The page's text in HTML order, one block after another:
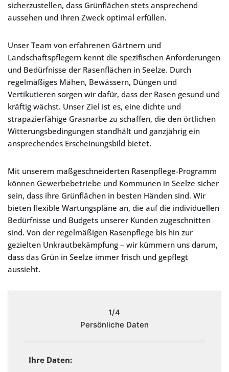
sicherzustellen, dass Grünflächen stets ansprechend
aussehen und ihren Zweck optimal erfüllen.
Unser Team von erfahrenen Gärtnern und
Landschaftspflegern kennt die spezifischen Anforderungen
und Bedürfnisse der Rasenflächen in Seelze. Durch
regelmäßiges Mähen, Bewässern, Düngen und
Vertikutieren sorgen wir dafür, dass der Rasen gesund und
kräftig wächst. Unser Ziel ist es, eine dichte und
strapazierfähige Grasnarbe zu schaffen, die den örtlichen
Witterungsbedingungen standhält und ganzjährig ein
ansprechendes Erscheinungsbild bietet.
Mit unserem maßgeschneiderten Rasenpflege-Programm
können Gewerbebetriebe und Kommunen in Seelze sicher
sein, dass ihre Grünflächen in besten Händen sind. Wir
bieten flexible Wartungspläne an, die auf die individuellen
Bedürfnisse und Budgets unserer Kunden zugeschnitten
sind. Von der regelmäßigen Rasenpflege bis hin zur
gezielten Unkrautbekämpfung – wir kümmern uns darum,
dass das Grün in Seelze immer frisch und gepflegt
aussieht.
1/4
Persönliche Daten
Ihre Daten: